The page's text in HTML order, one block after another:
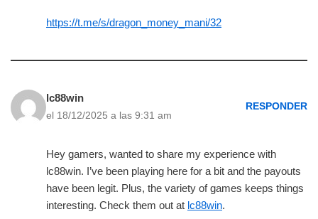
https://t.me/s/dragon_money_mani/32
lc88win
el 18/12/2025 a las 9:31 am
RESPONDER
Hey gamers, wanted to share my experience with
lc88win. I’ve been playing here for a bit and the payouts
have been legit. Plus, the variety of games keeps things
interesting. Check them out at lc88win.